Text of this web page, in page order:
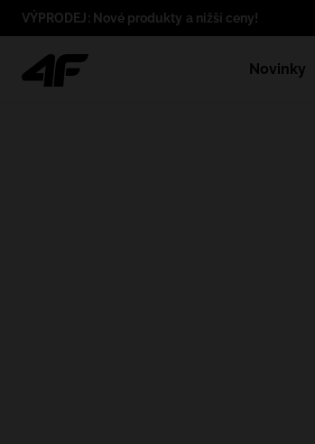
VÝPRODEJ: Nové produkty a nižší ceny!
Novinky